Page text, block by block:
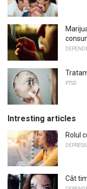
PTSD
Intresting articles
Rolul
Cât